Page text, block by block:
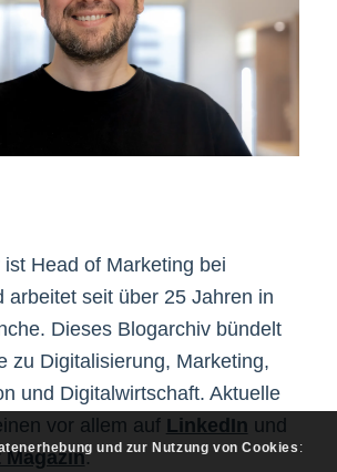
Head of Marketing bei
arbeitet seit über 25 Jahren in
Dieses Blogarchiv bündelt
zu Digitalisierung, Marketing,
und Digitalwirtschaft. Aktuelle
vor allem auf LinkedIn und
. und zur Nutzung von Cookies :